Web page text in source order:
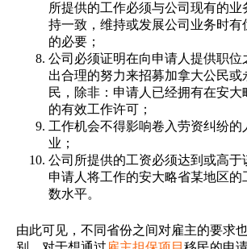
所提供的工作必须与公司现有的业
持一致，维持或发展公司业务时有
的必要；
公司必须证明在向申请人提供职位
出合理的努力来招募加拿大公民或
民，除非：申请人已经拥有在安大
的有效工作许可；
工作机会不得影响卷入劳资纠纷的
业；
公司所提供的工资必须达到或高于
申请人将工作的安大略省某地区的
数水平。
由此可见，不同省份之间对雇主的要求